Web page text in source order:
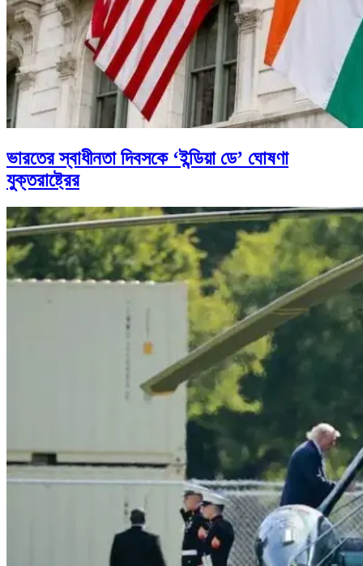
ভারতের স্বাধীনতা দিবসকে ‘ইন্ডিয়া ডে’ ঘোষণা
যুক্তরাষ্ট্রের